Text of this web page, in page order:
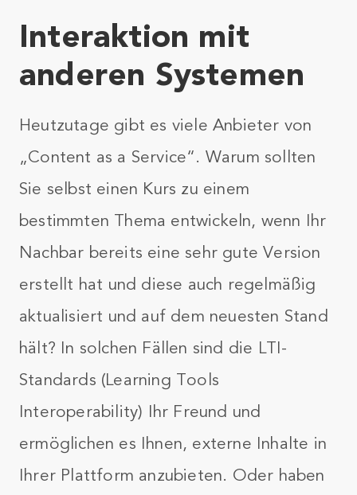
Interaktion mit
anderen Systemen
Heutzutage gibt es viele Anbieter von
„Content as a Service“. Warum sollten
Sie selbst einen Kurs zu einem
bestimmten Thema entwickeln, wenn Ihr
Nachbar bereits eine sehr gute Version
erstellt hat und diese auch regelmäßig
aktualisiert und auf dem neuesten Stand
hält? In solchen Fällen sind die LTI-
Standards (Learning Tools
Interoperability) Ihr Freund und
ermöglichen es Ihnen, externe Inhalte in
Ihrer Plattform anzubieten. Oder haben